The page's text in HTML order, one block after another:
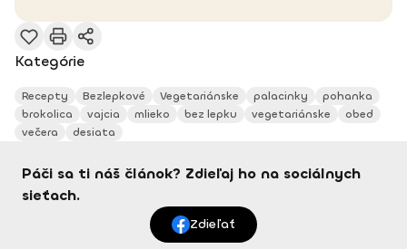
Kategórie
Recepty Bezlepkové Vegetariánske palacinky
pohanka
brokolica
vajcia mlieko bez lepku vegetariánske
obed
večera
desiata
Páči sa ti náš článok? Zdieľaj ho na sociálnych
sieťach.
Zdieľať